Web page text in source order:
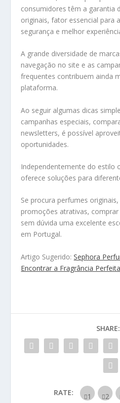
consumidores têm a garantia
originais, fator essencial para
segurança e melhor
A grande diversidade de
navegação no site e as
frequentes contribuem ainda
plataforma.
Ao seguir algumas dicas
campanhas especiais,
newsletters, é possível
oportunidades.
Independentemente do estilo
oferece soluções para
Se procura perfumes
promoções atrativas,
sem dúvida uma excelente
em Portugal.
Artigo Sugerido:Sephora
Encontrar a Fragrância Perfeita
SHARE:
RATE: